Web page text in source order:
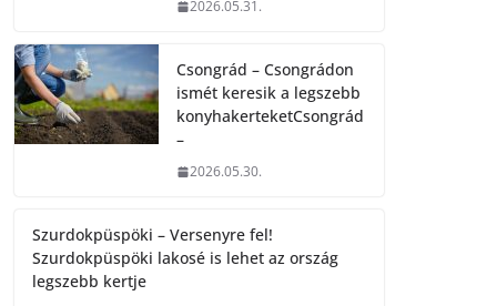
2026.05.31.
Csongrád – Csongrádon
ismét keresik a legszebb
konyhakerteketCsongrád
–
2026.05.30.
Szurdokpüspöki – Versenyre fel!
Szurdokpüspöki lakosé is lehet az ország
legszebb kertje